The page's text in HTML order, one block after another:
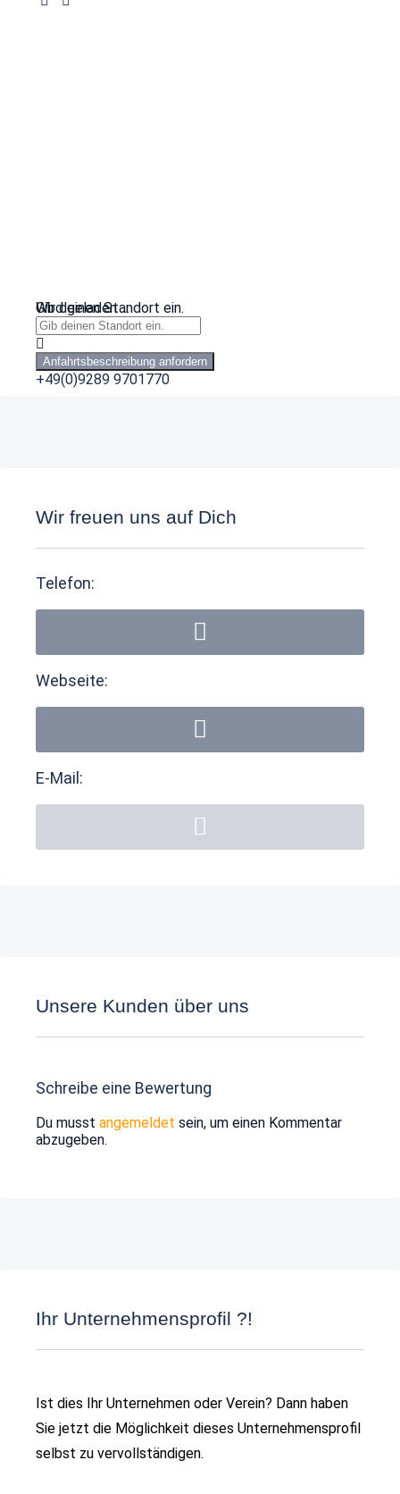
Wird geladen …
Gib deinen Standort ein.
Anfahrtsbeschreibung anfordern
+49(0)9289 9701770
Wir freuen uns auf Dich
Telefon:
Webseite:
E-Mail:
Unsere Kunden über uns
Schreibe eine Bewertung
Du musst angemeldet sein, um einen Kommentar
abzugeben.
Ihr Unternehmensprofil ?!
Ist dies Ihr Unternehmen oder Verein? Dann haben
Sie jetzt die Möglichkeit dieses Unternehmensprofil
selbst zu vervollständigen.